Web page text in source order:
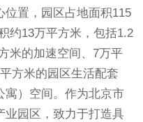
置， 园区占地面积115
约13万平方米，包括1.2
米的加速空间、7万平
方米的园区生活配套
寓）空间。作为北京市
业园区，致力于打造具